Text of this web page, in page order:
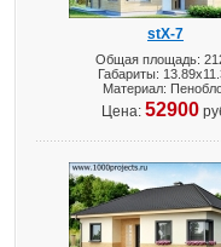
stX-7
Общая площадь:
Габариты:
Материал:
Цена: 52900